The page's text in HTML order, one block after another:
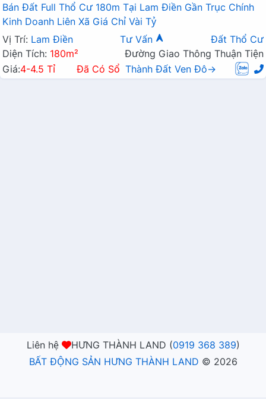
Bán Đất Full Thổ Cư 180m Tại Lam Điền Gần Trục Chính
Kinh Doanh Liên Xã Giá Chỉ Vài Tỷ
Vị Trí: Lam Điền Tư Vấn
Đất Thổ Cư
Diện Tích: 180m²
Đường Giao Thông Thuận Tiện
Giá:4-4.5 Tỉ Đã Có Sổ Thành Đất Ven Đô→
Liên hệ HƯNG THÀNH LAND (0919 368 389)
BẤT ĐỘNG SẢN HƯNG THÀNH LAND © 2026